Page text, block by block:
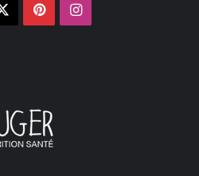
PinterestInstagram